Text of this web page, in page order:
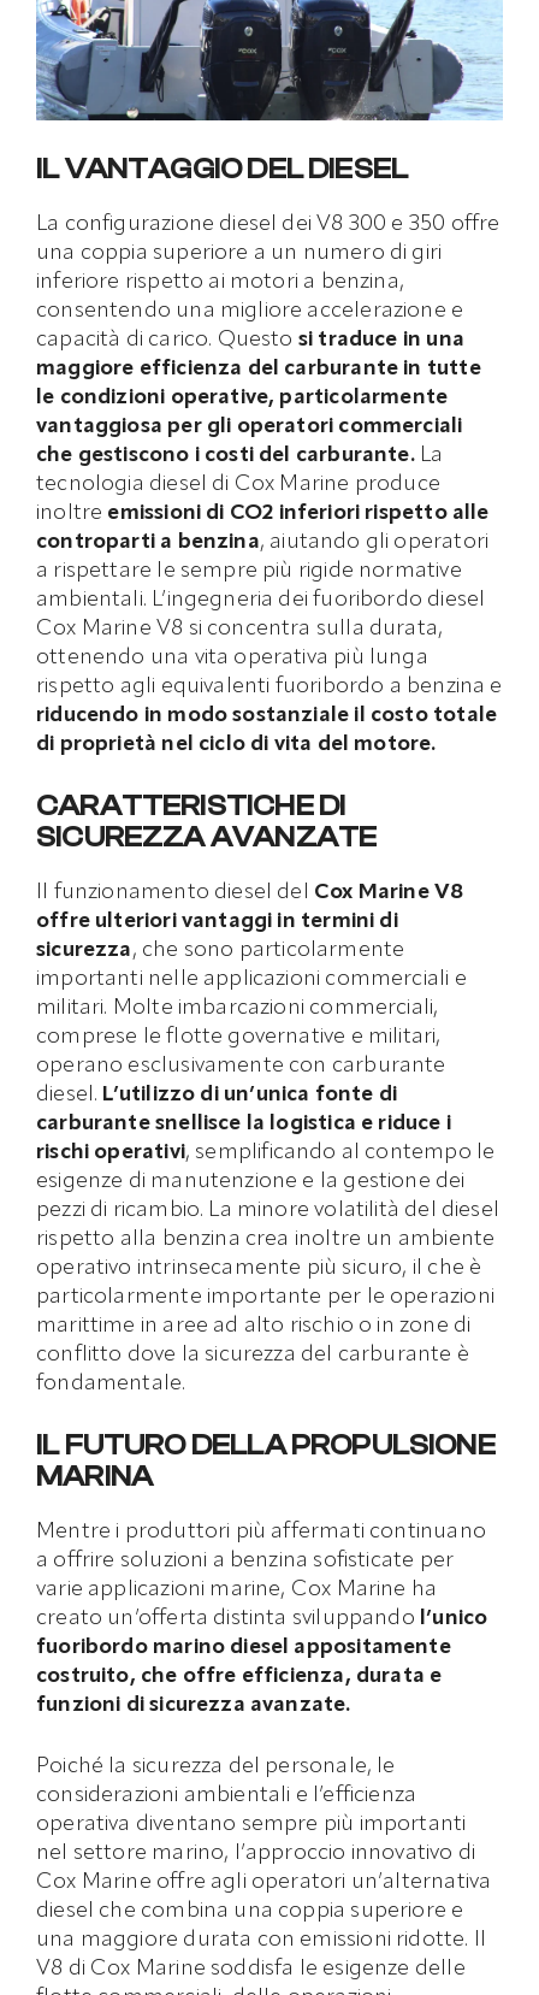
IL VANTAGGIO DEL DIESEL
La configurazione diesel dei V8 300 e 350 offre
una coppia superiore a un numero di giri
inferiore rispetto ai motori a benzina,
consentendo una migliore accelerazione e
capacità di carico. Questo si traduce in una
maggiore efficienza del carburante in tutte
le condizioni operative, particolarmente
vantaggiosa per gli operatori commerciali
che gestiscono i costi del carburante.La
tecnologia diesel di Cox Marine produce
inoltre emissioni di CO2 inferiori rispetto alle
controparti a benzina, aiutando gli operatori
a rispettare le sempre più rigide normative
ambientali. L’ingegneria dei fuoribordo diesel
Cox Marine V8 si concentra sulla durata,
ottenendo una vita operativa più lunga
rispetto agli equivalenti fuoribordo a benzina e
riducendo in modo sostanziale il costo totale
di proprietà nel ciclo di vita del motore.
CARATTERISTICHE DI
SICUREZZA AVANZATE
Il funzionamento diesel del Cox Marine V8
offre ulteriori vantaggi in termini di
sicurezza, che sono particolarmente
importanti nelle applicazioni commerciali e
militari. Molte imbarcazioni commerciali,
comprese le flotte governative e militari,
operano esclusivamente con carburante
diesel. L’utilizzo di un’unica fonte di
carburante snellisce la logistica e riduce i
rischi operativi, semplificando al contempo le
esigenze di manutenzione e la gestione dei
pezzi di ricambio. La minore volatilità del diesel
rispetto alla benzina crea inoltre un ambiente
operativo intrinsecamente più sicuro, il che è
particolarmente importante per le operazioni
marittime in aree ad alto rischio o in zone di
conflitto dove la sicurezza del carburante è
fondamentale.
IL FUTURO DELLA PROPULSIONE
MARINA
Mentre i produttori più affermati continuano
a offrire soluzioni a benzina sofisticate per
varie applicazioni marine, Cox Marine ha
creato un’offerta distinta sviluppando l’unico
fuoribordo marino diesel appositamente
costruito, che offre efficienza, durata e
funzioni di sicurezza avanzate.
Poiché la sicurezza del personale, le
considerazioni ambientali e l’efficienza
operativa diventano sempre più importanti
nel settore marino, l’approccio innovativo di
Cox Marine offre agli operatori un’alternativa
diesel che combina una coppia superiore e
una maggiore durata con emissioni ridotte. Il
V8 di Cox Marine soddisfa le esigenze delle